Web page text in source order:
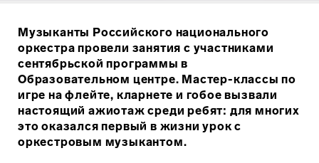
Музыканты Российского национального
оркестра провели занятия с участниками
сентябрьской программы в
Образовательном центре. Мастер-классы по
игре на флейте, кларнете и гобое вызвали
настоящий ажиотаж среди ребят: для многих
это оказался первый в жизни урок с
оркестровым музыкантом.